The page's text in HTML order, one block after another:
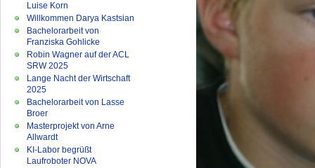
Luise Korn
Willkommen Darya Kastsian
Bachelorarbeit von
Franziska Gohlicke
Robin Wagner auf der ACL
SRW 2025
Lange Nacht der Wirtschaft
2025
Bachelorarbeit von Lasse
Broer
Masterprojekt von Arne
Allwardt
KI-Labor begrüßt
Laufroboter NOVA